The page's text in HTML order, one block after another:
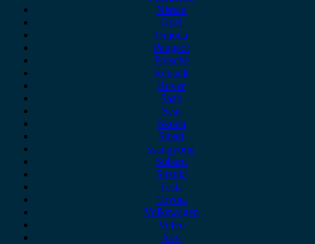
Nissan
Opel
Omoda
Peugeot
Porsche
Renault
Rover
Saab
Seat
Skoda
Smart
ssangyong
Subaru
Suzuki
Tesla
Toyota
Volkswagen
Volvo
Xev